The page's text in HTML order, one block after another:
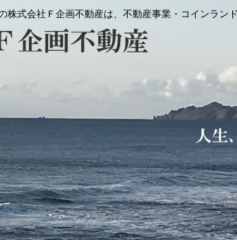
株式会社Ｆ企画不動産は、不動産事業・コインラン